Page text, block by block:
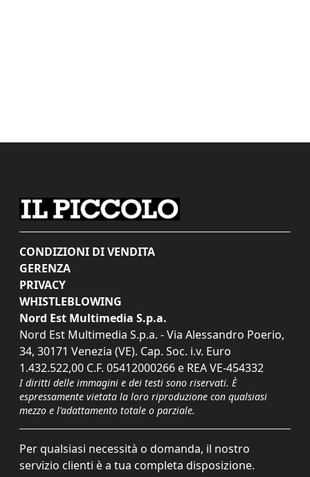
CONDIZIONI DI VENDITA
GERENZA
PRIVACY
WHISTLEBLOWING
Nord Est Multimedia S.p.a.
Nord Est Multimedia S.p.a. - Via Alessandro Poerio,
34, 30171 Venezia (VE). Cap. Soc. i.v. Euro
1.432.522,00 C.F. 05412000266 e REA VE-454332
I diritti delle immagini e dei testi sono riservati. È
espressamente vietata la loro riproduzione con qualsiasi
mezzo e l'adattamento totale o parziale.
Per qualsiasi necessità o domanda, il nostro
servizio clienti è a tua completa disposizione.